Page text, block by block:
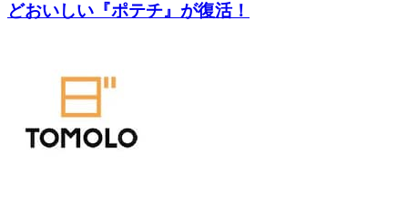
どおいしい『ポテチ』が復活！